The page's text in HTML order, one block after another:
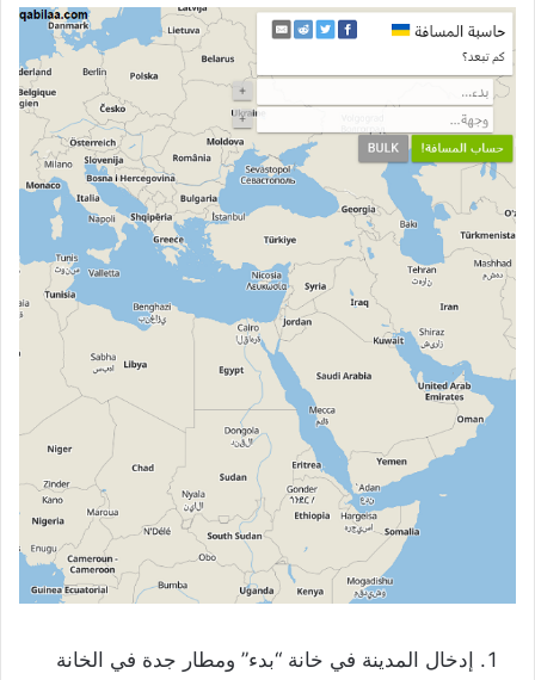
إدخال المدينة في خانة “بدء” ومطار جدة في الخانة